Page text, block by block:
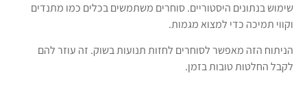
שימוש בנתונים היסטוריים. סוחרים משתמשים בכלים כמו מתנדים
וקווי תמיכה כדי למצוא מגמות.
הניתוח הזה מאפשר לסוחרים לחזות תנועות בשוק. זה עוזר להם
לקבל החלטות טובות בזמן.